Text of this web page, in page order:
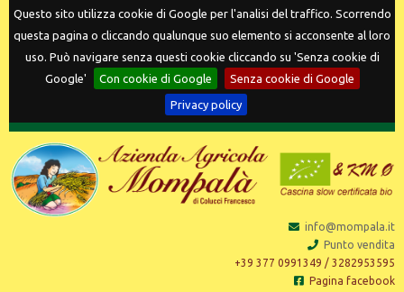
Questo sito utilizza cookie di Google per l'analisi del traffico. Scorrendo
questa pagina o cliccando qualunque suo elemento si acconsente al loro
uso. Può navigare senza questi cookie cliccando su 'Senza cookie di
Google'
Con cookie di Google Senza cookie di Google
Privacy policy
info@mompala.it
Punto vendita
+39 377 0991349 / 3282953595
Pagina facebook